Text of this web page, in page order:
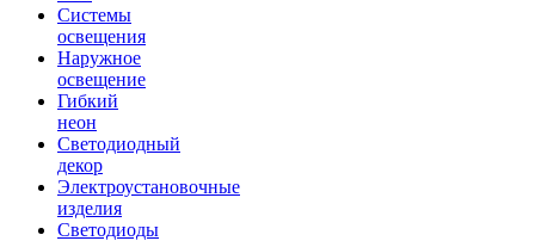
Системы
освещения
Наружное
освещение
Гибкий
неон
Светодиодный
декор
Электроустановочные
изделия
Светодиоды